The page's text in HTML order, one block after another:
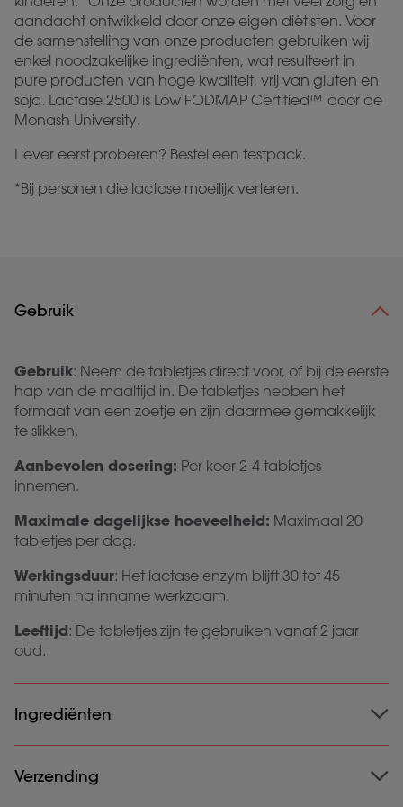
aandacht ontwikkeld door onze eigen diëtisten. Voor
de samenstelling van onze producten gebruiken wij
enkel noodzakelijke ingrediënten, wat resulteert in
pure producten van hoge kwaliteit, vrij van gluten en
soja. Lactase 2500 is Low FODMAP Certified™ door de
Monash University.
Liever eerst proberen? Bestel een testpack.
*Bij personen die lactose moeilijk verteren.
Gebruik
Gebruik: Neem de tabletjes direct voor, of bij de eerste
hap van de maaltijd in. De tabletjes hebben het
formaat van een zoetje en zijn daarmee gemakkelijk
te slikken.
Aanbevolen dosering: Per keer 2-4 tabletjes
innemen.
Maximale dagelijkse hoeveelheid: Maximaal 20
tabletjes per dag.
Werkingsduur: Het lactase enzym blijft 30 tot 45
minuten na inname werkzaam.
Leeftijd: De tabletjes zijn te gebruiken vanaf 2 jaar
oud.
Ingrediënten
Ingrediënten
: Lactase (2500 FCC); Vulstof: Dextrose,
Verzending